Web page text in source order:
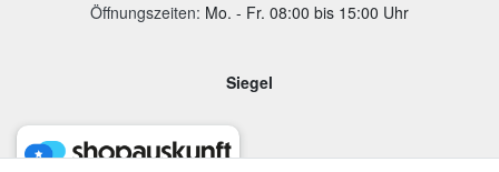
Öffnungszeiten: Mo. - Fr. 08:00 bis 15:00 Uhr
Siegel